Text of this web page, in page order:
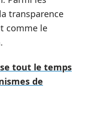
transparence
comme le
tout le temps
de